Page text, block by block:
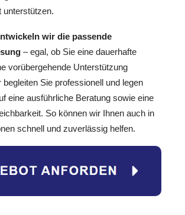
unterstützen.
wir die passende
– egal, ob Sie eine dauerhafte
vorübergehende Unterstützung
Sie professionell und legen
eine ausführliche Beratung sowie eine
So können wir Ihnen auch in
schnell und zuverlässig helfen.